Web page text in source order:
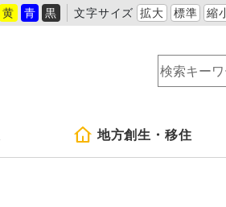
黄 青 黒 文字サイズ 拡大 標準 縮
地方創生・移住